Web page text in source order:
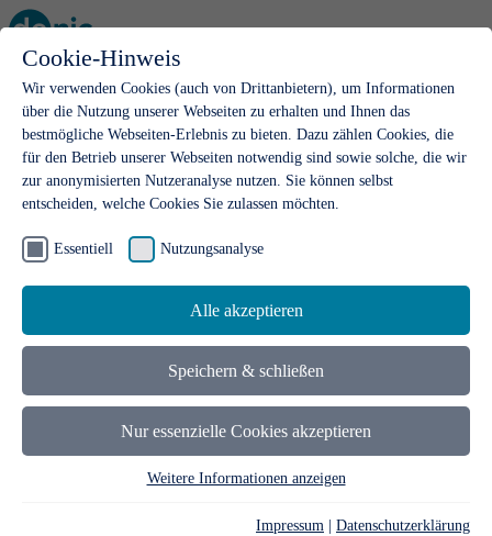
Cookie-Hinweis
Wir verwenden Cookies (auch von Drittanbietern), um Informationen
über die Nutzung unserer Webseiten zu erhalten und Ihnen das
bestmögliche Webseiten-Erlebnis zu bieten. Dazu zählen Cookies, die
für den Betrieb unserer Webseiten notwendig sind sowie solche, die wir
zur anonymisierten Nutzeranalyse nutzen. Sie können selbst
entscheiden, welche Cookies Sie zulassen möchten.
Essentiell Nutzungsanalyse
Alle akzeptieren
Speichern & schließen
Nur essenzielle Cookies akzeptieren
Weitere Informationen anzeigen
Impressum Datenschutzerklärung
Open main menu
Home DENICdirect Domainregistrierung
Domainregistrierung